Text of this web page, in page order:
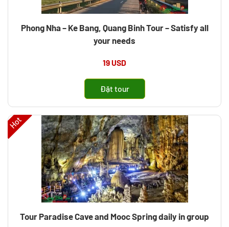
Phong Nha – Ke Bang, Quang Binh Tour – Satisfy all
your needs
19 USD
Đặt tour
Tour Paradise Cave and Mooc Spring daily in group
Hot